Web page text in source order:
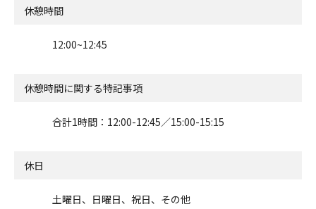
休憩時間
12:00~12:45
休憩時間に関する特記事項
合計1時間：12:00-12:45／15:00-15:15
休日
土曜日、日曜日、祝日、その他